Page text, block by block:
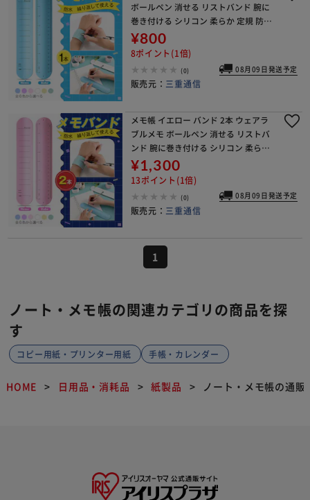
ボールペン 消せる リストバンド 腕に
巻き付ける シリコン 柔らか 定規 防水
再利用可 ノート メモ帳 看護 介護 工事
物忘れ防止【代引き不可】
¥800
8ポイント(1倍)
(0) 08月09日発送予定
販売元： 三重通信
メモ帳 イエロー バンド 2本 ウェアラ
ブルメモ ボールペン 消せる リストバ
ンド 腕に巻き付ける シリコン 柔らか
定規 防水 再利用可 ノート 看護 介護
工事 物忘れ防止【代引き不可】
¥1,300
13ポイント(1倍)
(0) 08月09日発送予定
販売元： 三重通信
1
ノート・メモ帳の関連カテゴリの商品を探
す
コピー用紙・プリンター用紙 手帳・カレンダー
HOME 日用品・消耗品 紙製品 ノート・メモ帳の通販